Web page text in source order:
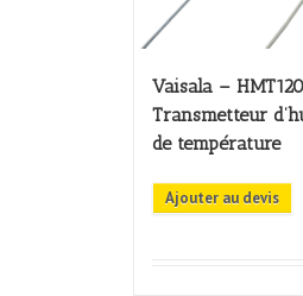
Vaisala –
Transmetteur
de température
Ajouter au devis